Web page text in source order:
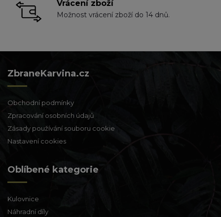
Vrácení zboží
Možnost vrácení zboží do 14 dnů.
ZbraneKarvina.cz
Obchodní podmínky
Zpracování osobních údajů
Zásady používání souboru cookie
Nastavení cookies
Oblíbené kategorie
Kulovnice
Náhradní díly